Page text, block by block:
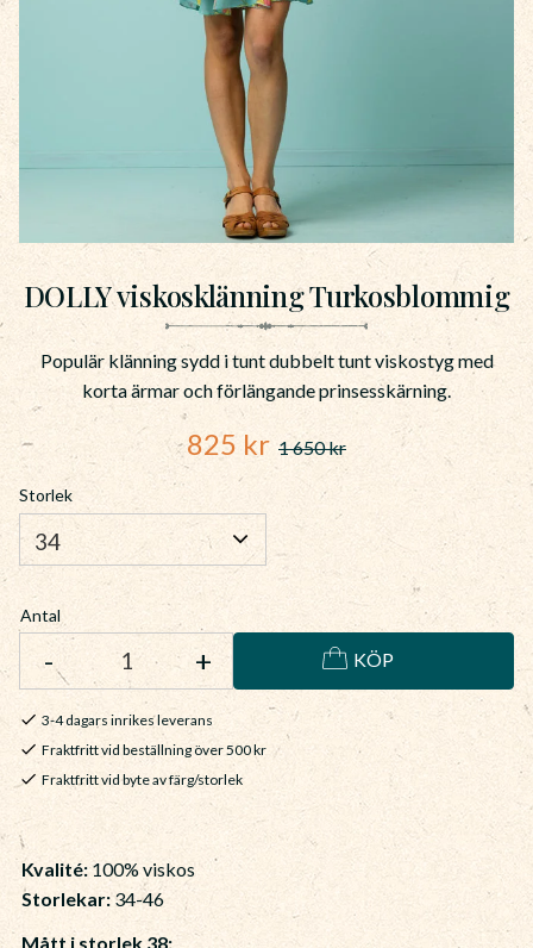
DOLLY viskosklänning Turkosblommig
Populär klänning sydd i tunt dubbelt tunt viskostyg med
korta ärmar och förlängande prinsesskärning.
Nedsatt pris:
825 kr Ordinarie pris:
1 650kr
Storlek
Antal
+
- KÖP
3-4 dagars inrikes leverans
Fraktfritt vid beställning över 500 kr
Fraktfritt vid byte av färg/storlek
Kvalité: 100% viskos
Storlekar: 34-46
Mått i storlek 38: